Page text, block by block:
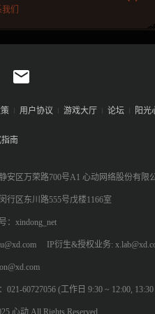
们
用户协议 游戏大厅 论坛 阳光
南
安区万荣路700号A1 心动网络股份有限
行区东川路555号戊楼1166室
：xindong_net
IP衍生&授权业务:
60727056 (工作日 9:30 ~ 12:00, 13:30
心动 All Rights Reserved